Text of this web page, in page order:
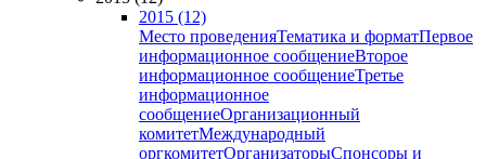
2015 (12)
Место проведенияТематика и форматПервое
информационное сообщениеВторое
информационное сообщениеТретье
информационное
сообщениеОрганизационный
комитетМеждународный
оргкомитетОрганизаторыСпонсоры и